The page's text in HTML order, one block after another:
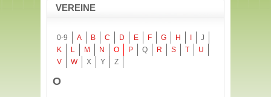
VEREINE
0-9 A B C D E F G H
J
K
L M N O P Q R S T
U
V
W X Y Z
O